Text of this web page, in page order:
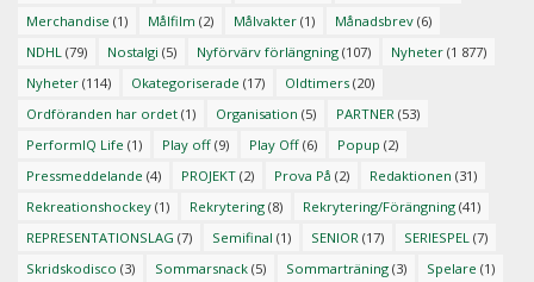
Merchandise (1) Målfilm (2) Målvakter (1) Månadsbrev (6)
NDHL (79) Nostalgi (5) Nyförvärv förlängning (107) Nyheter (1 877)
Nyheter (114) Okategoriserade (17) Oldtimers (20)
Ordföranden har ordet (1) Organisation (5) PARTNER (53)
PerformIQ Life (1) Play off (9) Play Off (6) Popup (2)
Pressmeddelande (4) PROJEKT (2) Prova På (2) Redaktionen (31)
Rekreationshockey (1) Rekrytering (8) Rekrytering/Förängning (41)
REPRESENTATIONSLAG (7) Semifinal (1) SENIOR (17) SERIESPEL (7)
Skridskodisco (3) Sommarsnack (5) Sommarträning (3) Spelare (1)